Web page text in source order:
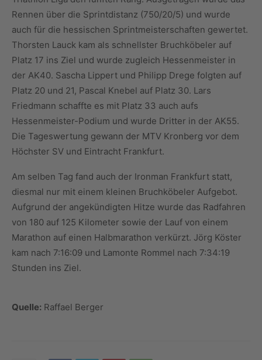
Rennen über die Sprintdistanz (750/20/5) und wurde
auch für die hessischen Sprintmeisterschaften gewertet.
Thorsten Lauck kam als schnellster Bruchköbeler auf
Platz 17 ins Ziel und wurde zugleich Hessenmeister in
der AK40. Sascha Lippert und Philipp Drege folgten auf
Platz 20 und 21, Pascal Knebel auf Platz 30. Lars
Friedmann schaffte es mit Platz 33 auch aufs
Hessenmeister-Podium und wurde Dritter in der AK55.
Die Tageswertung gewann der MTV Kronberg vor dem
Höchster SV und Eintracht Frankfurt.
Am selben Tag fand auch der Ironman Frankfurt statt,
diesmal nur mit einem kleinen Bruchköbeler Aufgebot.
Aufgrund der angekündigten Hitze wurde das Radfahren
von 180 auf 125 Kilometer sowie der Lauf von einem
Marathon auf einen Halbmarathon verkürzt. Jörg Köster
kam nach 7:16:09 und Lamonte Rommel nach 7:34:19
Stunden ins Ziel.
Quelle: Raffael Berger